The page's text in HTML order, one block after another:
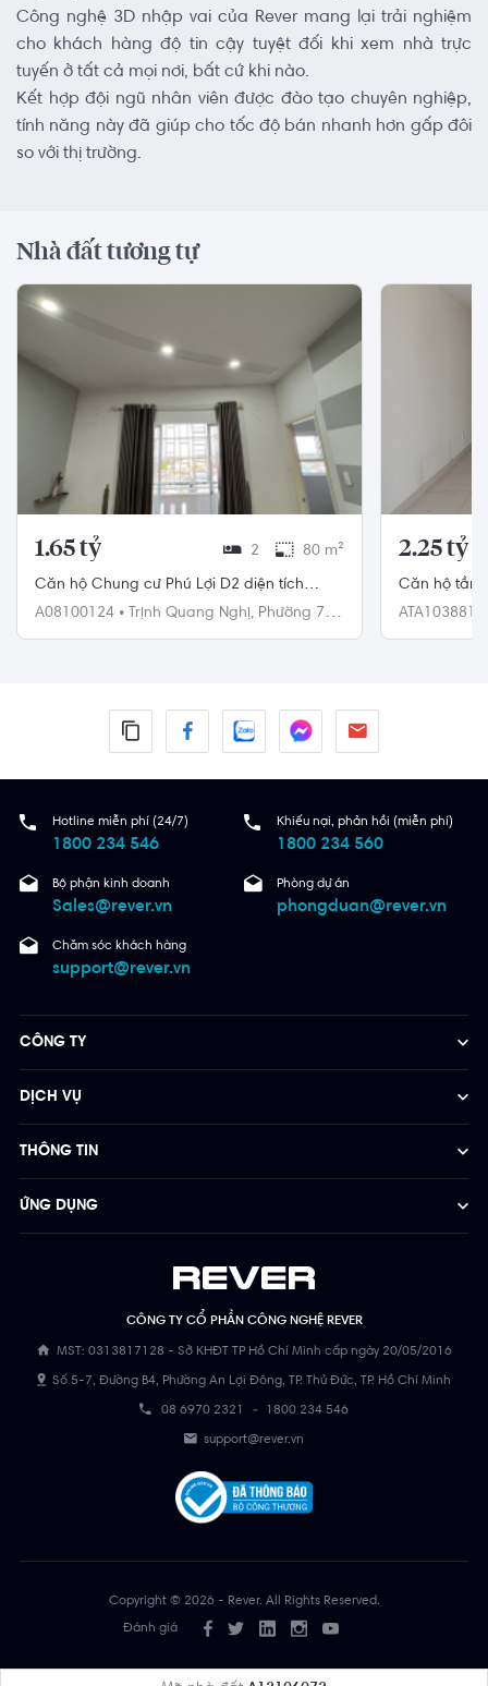
Công nghệ 3D nhập vai của Rever mang lại trải nghiệm
cho khách hàng độ tin cậy tuyệt đối khi xem nhà trực
tuyến ở tất cả mọi nơi, bất cứ khi nào.
Kết hợp đội ngũ nhân viên được đào tạo chuyên nghiệp,
tính năng này đã giúp cho tốc độ bán nhanh hơn gấp đôi
so với thị trường.
Nhà đất tương tự
1.65 tỷ 2 80 m²
Căn hộ Chung cư Phú Lợi D2 diện tích
80m2 rộng thoáng.
A08100124 • Trịnh Quang Nghị, Phường 7,
2.25 tỷ
Căn hộ
84m2, bàn
ATA103881
Hotline miễn phí (24/7)
1800 234 546
Khiếu nại, phản hồi (miễn phí)
1800 234 560
Bộ phận kinh doanh
Sales@rever.vn
Phòng dự án
phongduan@rever.vn
Chăm sóc khách hàng
support@rever.vn
CÔNG TY CỔ PHẦN CÔNG NGHỆ REVER
MST: 0313817128 - Sở KHĐT TP Hồ Chí Minh cấp ngày 20/05/2016
Số 5-7, Đường B4, Phường An Lợi Đông, TP. Thủ Đức, TP. Hồ Chí Minh
08 6970 2321 - 1800 234 546
support@rever.vn
CÔNG TY
DỊCH VỤ
THÔNG TIN
ỨNG DỤNG
Copyright © 2026 - Rever. All Rights Reserved.
Đánh giá